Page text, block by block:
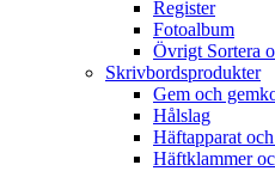
Register
Fotoalbum
Övrigt Sortera
Skrivbordsprodukter
Gem och
Hålslag
Häftapparat
Häftklammer